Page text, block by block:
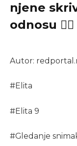
njene
odnosu 🙂‍↕️
Autor:
#Elita
#Elita 9
#Gledanje